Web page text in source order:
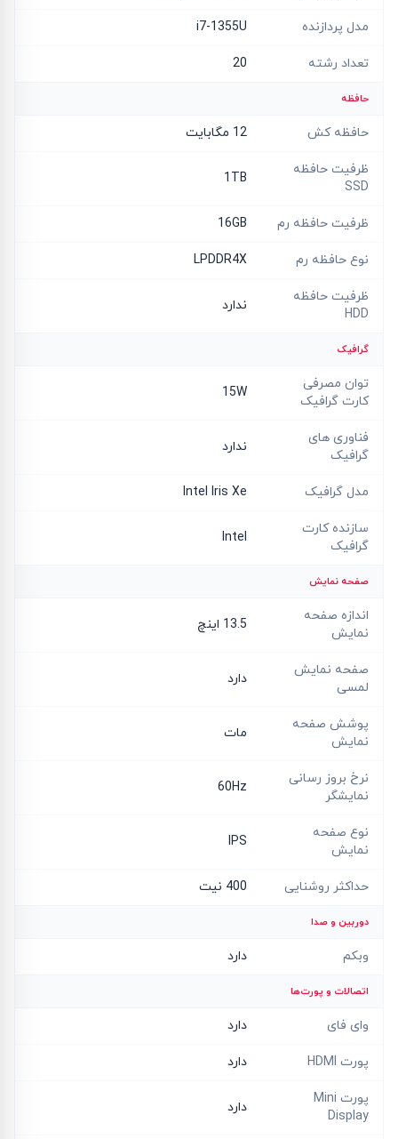
مدل پردازنده i7-1355U
تعداد رشته 20
حافظه
حافظه کش 12 مگابایت
ظرفیت حافظه
SSD
1TB
ظرفیت حافظه رم 16GB
نوع حافظه رم LPDDR4X
ظرفیت حافظه
HDD
ندارد
گرافیک
توان مصرفی
کارت گرافیک
15W
فناوری های
گرافیک
ندارد
مدل گرافیک Intel Iris Xe
سازنده کارت
گرافیک
Intel
صفحه نمایش
اندازه صفحه
نمایش
13.5 اینچ
صفحه نمایش
لمسی
دارد
پوشش صفحه
نمایش
مات
نرخ بروز رسانی
نمایشگر
60Hz
نوع صفحه
نمایش
IPS
حداکثر روشنایی 400 نیت
دوربین و صدا
وبکم دارد
اتصالات و پورت‌ها
وای فای دارد
پورت HDMI دارد
پورت Mini
Display
دارد